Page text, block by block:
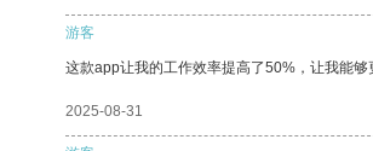
游客
这款app让我的工作效率提高了50%，让我能
2025-08-31